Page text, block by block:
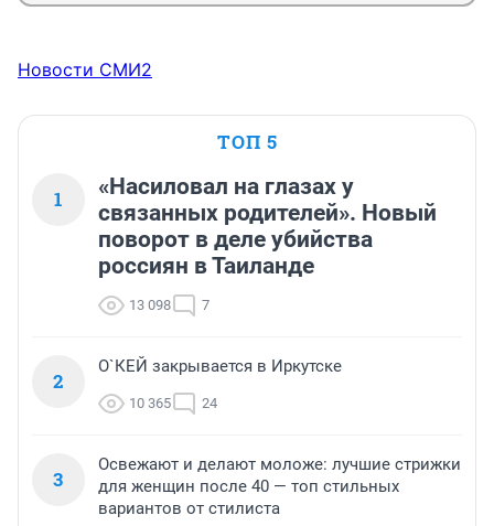
Новости СМИ2
ТОП 5
1
«Насиловал на глазах у
связанных родителей». Новый
поворот в деле убийства
россиян в Таиланде
13 098 7
2
О`КЕЙ закрывается в Иркутске
10 365 24
3
Освежают и делают моложе: лучшие стрижки
для женщин после 40 — топ стильных
вариантов от стилиста